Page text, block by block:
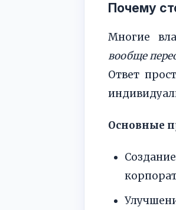
Почему
Многие
вообще
Ответ
Основные